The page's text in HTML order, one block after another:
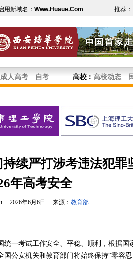
用新域名： Www.Huaue.Com 推荐：
成人高考 自考 高校： 高校动态
续严打涉考违法犯罪
年高考安全
2026年6月6日 来源： 教育部
一考试工作安全、平稳、顺利，根据国
公安机关和教育部门将始终保持“零容忍